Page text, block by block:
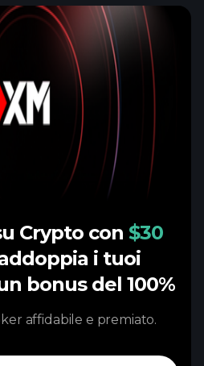
Crypto con $30
i tuoi
bonus del 100%
affidabile e premiato.